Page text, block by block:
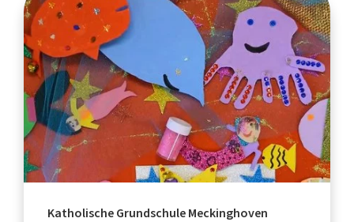
Katholische Grundschule Meckinghoven